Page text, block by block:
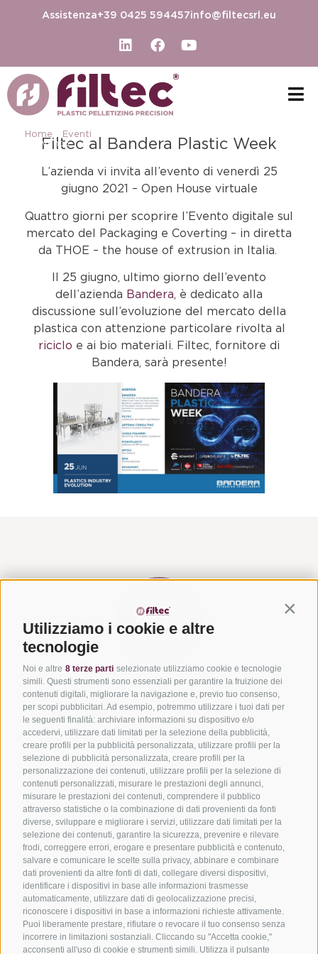
Utilizziamo i cookie e altre
tecnologie
Noi e altre 8 terze parti selezionate utilizziamo cookie e tecnologie
simili. Questi strumenti sono essenziali per garantire la fruizione dei
contenuti digitali, migliorare la navigazione e, previo tuo consenso,
per scopi pubblicitari. Ad esempio, potremmo utilizzare i tuoi dati per
le seguenti finalità: archiviare informazioni su dispositivo e/o
accedervi, utilizzare dati limitati per la selezione della pubblicità,
creare profili per la pubblicità personalizzata, utilizzare profili per la
selezione di pubblicità personalizzata, creare profili per la
personalizzazione dei contenuti, utilizzare profili per la selezione di
contenuti personalizzati, misurare le prestazioni degli annunci,
misurare le prestazioni dei contenuti, comprendere il pubblico
attraverso statistiche o la combinazione di dati provenienti da fonti
diverse, sviluppare e migliorare i servizi, utilizzare dati limitati per la
selezione dei contenuti, garantire la sicurezza, prevenire e rilevare
frodi, correggere errori, erogare e presentare pubblicità e contenuto,
salvare e comunicare le scelte sulla privacy, abbinare e combinare
dati provenienti da altre fonti di dati, collegare diversi dispositivi,
identificare i dispositivi in base alle informazioni trasmesse
automaticamente, utilizzare dati di geolocalizzazione precisi,
riconoscere i dispositivi in base a informazioni richieste attivamente.
Puoi liberamente prestare, rifiutare o revocare il tuo consenso senza
incorrere in limitazioni sostanziali. Cliccando su "Accetta cookie,"
acconsenti all'uso di cookie e strumenti simili. Utilizza il pulsante
Assistenza+39 0425 594457info@filtecsrl.eu
Home Eventi
all’evento
Filtec al Bandera Plastic Week
L’azienda vi invita all’evento di venerdì 25
giugno 2021 – Open House virtuale
Quattro giorni per scoprire l’Evento digitale sul
mercato del Packaging e Coverting – in diretta
da THOE – the house of extrusion in Italia.
Il 25 giugno, ultimo giorno dell’evento
dell’azienda Bandera, è dedicato alla
discussione sull’evoluzione del mercato della
plastica con attenzione particolare rivolta al
riciclo e ai bio materiali. Filtec, fornitore di
Bandera, sarà presente!
Via del Laghetto, 140 – 45021
Badia Polesine (RO)
+39 0425 594457–info@filtecsrl.eu
Sottoponici il tuo progetto e richiedi un preventivo
Scopri le nostre soluzioni
Informati sui nostri servizi
I nostri casi di successo